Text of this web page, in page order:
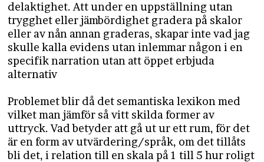
delaktighet. Att under en uppställning utan
trygghet eller jämbördighet gradera på skalor
eller av nån annan graderas, skapar inte vad jag
skulle kalla evidens utan inlemmar någon i en
specifik narration utan att öppet erbjuda
alternativ
Problemet blir då det semantiska lexikon med
vilket man jämför så vitt skilda former av
uttryck. Vad betyder att gå ut ur ett rum, för det
är en form av utvärdering/språk, om det tillåts
bli det, i relation till en skala på 1 till 5 hur roligt